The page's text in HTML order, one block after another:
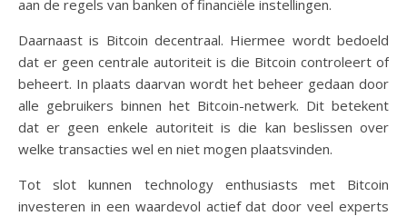
aan de regels van banken of financiële instellingen.
Daarnaast is Bitcoin decentraal. Hiermee wordt bedoeld
dat er geen centrale autoriteit is die Bitcoin controleert of
beheert. In plaats daarvan wordt het beheer gedaan door
alle gebruikers binnen het Bitcoin-netwerk. Dit betekent
dat er geen enkele autoriteit is die kan beslissen over
welke transacties wel en niet mogen plaatsvinden.
Tot slot kunnen technology enthusiasts met Bitcoin
investeren in een waardevol actief dat door veel experts